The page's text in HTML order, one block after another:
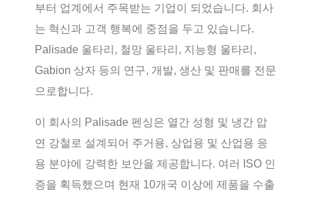
부터 업계에서 주목받는 기업이 되었습니다. 회사
는 혁신과 고객 행복에 중점을 두고 있습니다.
Palisade 울타리, 철망 울타리, 지능형 울타리,
Gabion 상자 등의 연구, 개발, 생산 및 판매를 전문
으로합니다.
이 회사의 Palisade 펜싱은 열간 성형 및 냉간 압
연 강철로 설계되어 주거용, 상업용 및 산업용 응
용 분야에 강력한 보안을 제공합니다. 여러 ISO 인
증을 획득했으며 현재 10개국 이상에 제품을 수출